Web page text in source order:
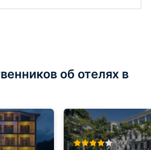
об отелях в